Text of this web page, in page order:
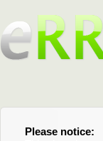
Please notice:
Bitte beachten